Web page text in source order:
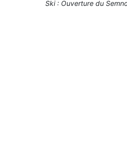
Ski : Ouverture du